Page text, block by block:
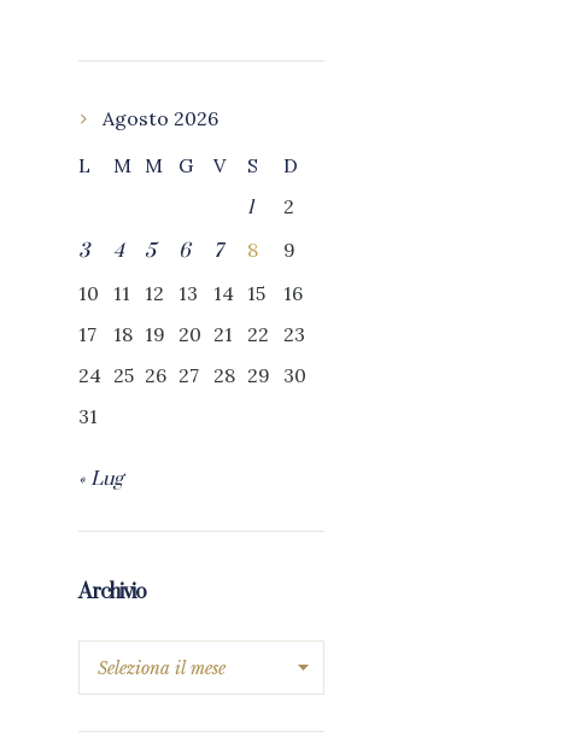
Agosto 2026
L
M M G V S
D
1
2
3
4 5 6 7 8
9
10
11 12 13 14 15
16
17
18 19 20 21 22
23
24 25 26 27 28 29
30
31
« Lug
Archivio